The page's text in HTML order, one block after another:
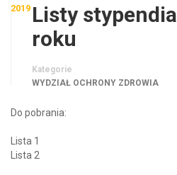
2019 Listy
roku
Kategorie
WYDZIAŁ OCHRONY ZDROWIA
Do pobrania:
Lista 1
Lista 2